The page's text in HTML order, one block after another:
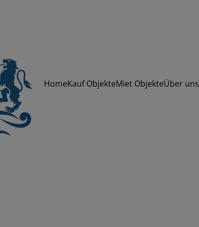
HomeKauf ObjekteMiet ObjekteÜber uns